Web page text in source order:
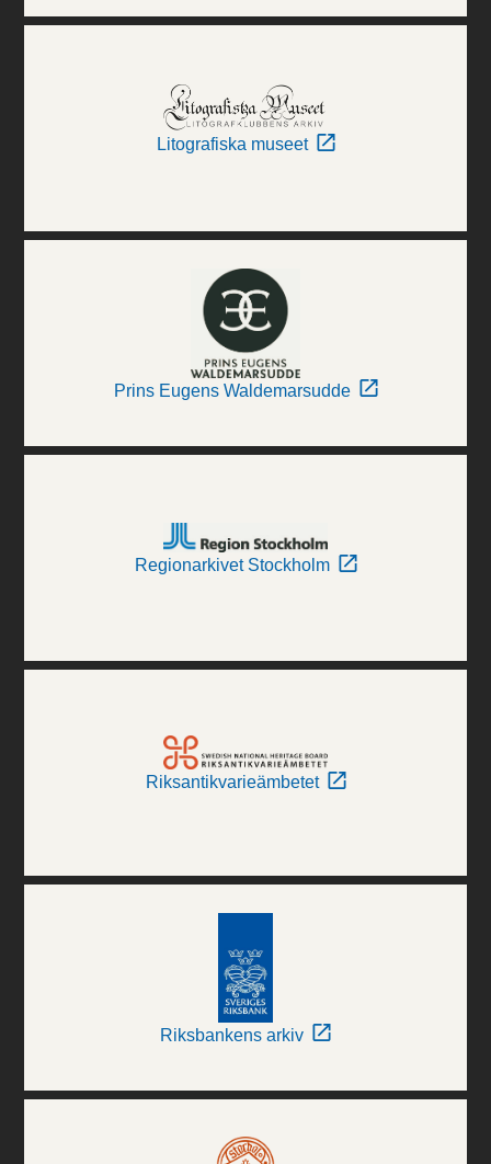
Litografiska museet
Prins Eugens Waldemarsudde
Regionarkivet Stockholm
Riksantikvarieämbetet
Riksbankens arkiv